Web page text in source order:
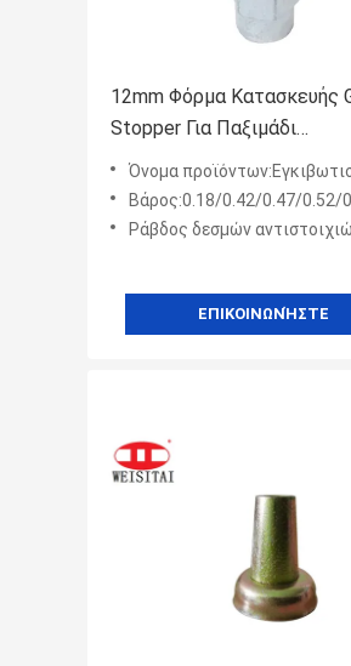
12mm Φόρμα Κατασκευής
Stopper Για Παξιμάδι
Σιδηροδεσμού
Όνομα προϊόντων:Εγκιβωτισμός πωμάτων νερού
Βάρος:0.18/0.42/0.47/0.52/
Ράβδος δεσμών αντιστοιχιών:Προσαρμογή 12/
ΕΠΙΚΟΙΝΩΝΉΣΤΕ